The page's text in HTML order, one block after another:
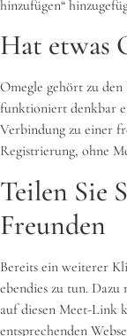
hinzufügen“
Hat etwas
Omegle gehört zu
funktioniert denkbar
Verbindung zu einer
Registrierung, ohne
Teilen Sie
Freunden
Bereits ein weiterer
ebendies zu tun.
auf diesen Meet-Link
entsprechenden